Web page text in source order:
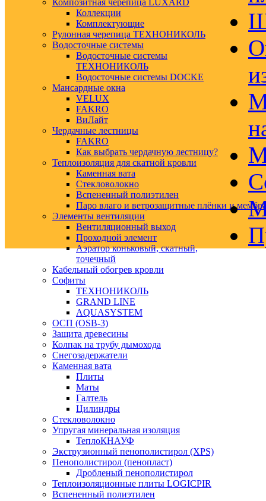
Композитная черепица LUXARD
Коллекции
Комплектующие
Рулонная черепица ТЕХНОНИКОЛЬ
Водосточные системы
Водосточные системы
ТЕХНОНИКОЛЬ
Водосточные системы DOCKE
Мансардные окна
VELUX
FAKRO
ВиЛайт
Чердачные лестницы
FAKRO
Как выбрать чердачную лестницу?
Теплоизоляция для скатной кровли
Каменная вата
Стекловолокно
Вспененный полиэтилен
Паро влаго и ветрозащитные плёнки и
Элементы вентиляции
Вентиляционный выход
Проходной элемент
Аэратор коньковый, скатный,
точечный
Кабельный обогрев кровли
Софиты
ТЕХНОНИКОЛЬ
GRAND LINE
AQUASYSTEM
ОСП (OSB-3)
Защита древесины
Колпак на трубу дымохода
Снегозадержатели
Каменная вата
Плиты
Маты
Галтель
Цилиндры
Стекловолокно
Упругая минеральная изоляция
ТеплоКНАУФ
Экструзионный пенополистирол (XPS)
Пенополистирол (пенопласт)
Дробленый пенополистирол
Теплоизоляционные плиты LOGICPIR
Вспененный полиэтилен